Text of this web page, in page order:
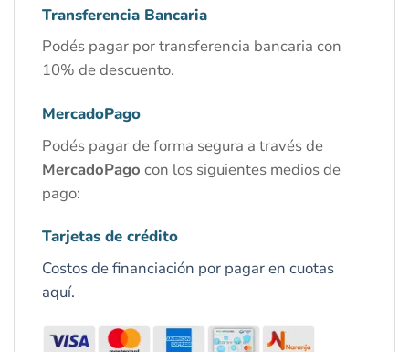
Transferencia Bancaria
Podés pagar por transferencia bancaria con
10% de descuento.
MercadoPago
Podés pagar de forma segura a través de
MercadoPago con los siguientes medios de
pago:
Tarjetas de crédito
Costos de financiación por pagar en cuotas
aquí.